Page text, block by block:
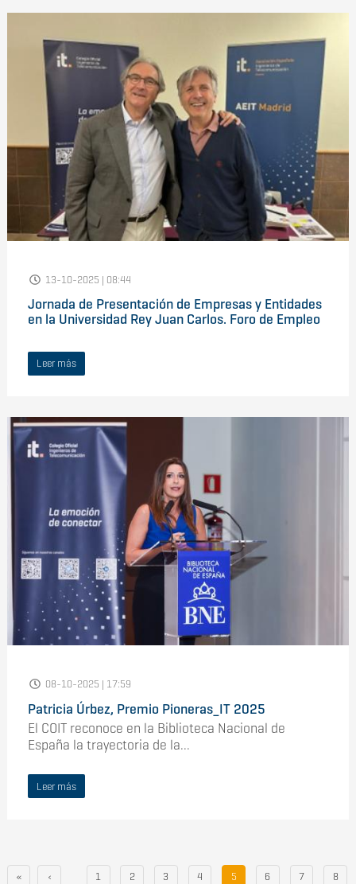
13-10-2025 | 08:44
Jornada de Presentación de Empresas y Entidades
en la Universidad Rey Juan Carlos. Foro de Empleo
Leer más
08-10-2025 | 17:59
Patricia Úrbez, Premio Pioneras_IT 2025
El COIT reconoce en la Biblioteca Nacional de
España la trayectoria de la...
Leer más
« ‹ 1 2 3 4 5 6 7 8